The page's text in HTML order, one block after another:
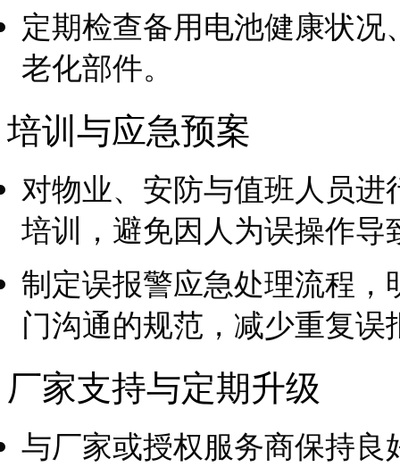
定期检查备用电池健康状
老化部件。
培训与应急预案
对物业、安防与值班人员
培训，避免因人为误操作
制定误报警应急处理流程
门沟通的规范，减少重复
厂家支持与定期升级
与厂家或授权服务商保持